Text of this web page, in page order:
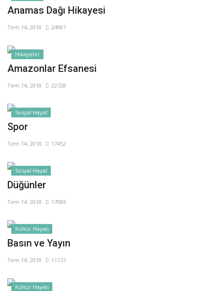
Anamas Dağı Hikayesi
Tem 14, 2018 24987
Hikayeler
Amazonlar Efsanesi
Tem 14, 2018 22728
Sosyal Hayat
Spor
Tem 14, 2018 17452
Sosyal Hayat
Düğünler
Tem 14, 2018 17086
Kültür Hayatı
Basın ve Yayın
Tem 14, 2018 11157
Kültür Hayatı